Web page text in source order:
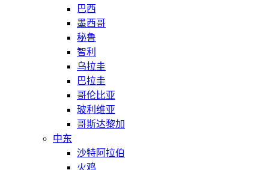
巴西
墨西哥
秘鲁
智利
乌拉圭
巴拉圭
哥伦比亚
玻利维亚
哥斯达黎加
中东
沙特阿拉伯
火鸡